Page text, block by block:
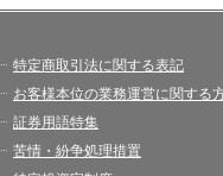
特定商取引法に関する表記
お客様本位の業務運営に関する
証券用語特集
苦情・紛争処理措置